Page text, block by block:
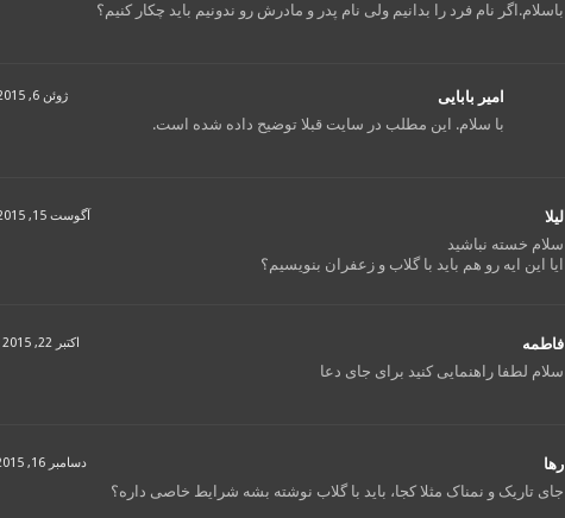
باسلام.اگر نام فرد را بدانیم ولی نام پدر و مادرش رو ندونیم باید چکار کنیم؟
امیر بابایی ژوئن 6, 2015 در 5:38 ب.ظ
با سلام. این مطلب در سایت قبلا توضیح داده شده است.
لیلا آگوست 15, 2015 در 2:33 ب.ظ
سلام خسته نباشید
ایا این ایه رو هم باید با گلاب و زعفران بنویسیم؟
فاطمه اکتبر 22, 2015 در 10:07 ق.ظ
سلام لطفا راهنمایی کنید برای جای دعا
رها دسامبر 16, 2015 در 8:08 ق.ظ
جای تاریک و نمناک مثلا کجا، باید با گلاب نوشته بشه شرایط خاصی داره؟